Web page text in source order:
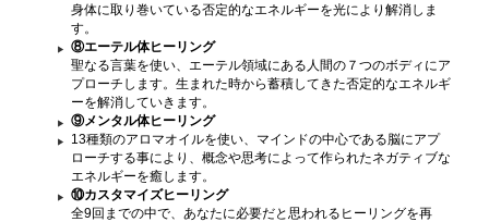
身体に取り巻いている否定的なエネルギーを光により解消しま
す。
⑧エーテル体ヒーリング
聖なる言葉を使い、エーテル領域にある人間の７つのボディにア
プローチします。生まれた時から蓄積してきた否定的なエネルギ
ーを解消していきます。
⑨メンタル体ヒーリング
13種類のアロマオイルを使い、マインドの中心である脳にアプ
ローチする事により、概念や思考によって作られたネガティブな
エネルギーを癒します。
⑩カスタマイズヒーリング
全9回までの中で、あなたに必要だと思われるヒーリングを再